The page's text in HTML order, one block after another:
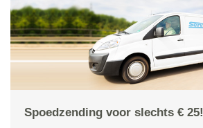
Spoedzending voor slechts € 25!